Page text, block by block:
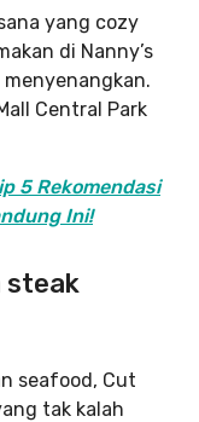
yang cozy
di Nanny’s
Central Park
5 Rekomendasi
Ini!
steak
seafood, Cut
tak kalah